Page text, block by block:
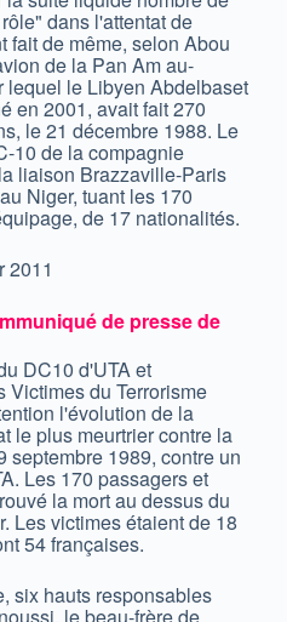
dans l'attentat de
fait de même, selon Abou
de la Pan Am au-
lequel le Libyen Abdelbaset
en 2001, avait fait 270
le 21 décembre 1988. Le
10 de la compagnie
liaison Brazzaville-Paris
Niger, tuant les 170
de 17 nationalités.
2011
de presse de
DC10 d'UTA et
Victimes du Terrorisme
l'évolution de la
le plus meurtrier contre la
septembre 1989, contre un
Les 170 passagers et
la mort au dessus du
Les victimes étaient de 18
54 françaises.
six hauts responsables